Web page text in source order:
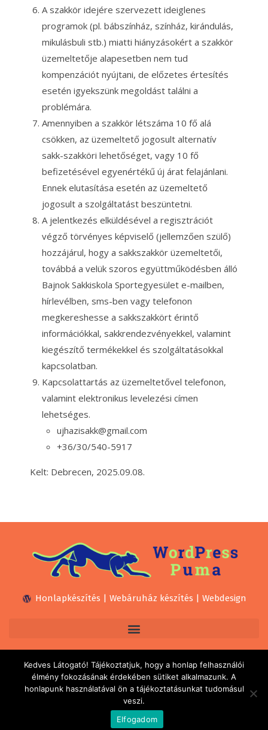
A szakkör idejére szervezett ideiglenes
programok (pl. bábszínház, színház, kirándulás,
mikulásbuli stb.) miatti hiányzásokért a szakkör
üzemeltetője alapesetben nem tud
kompenzációt nyújtani, de előzetes értesítés
esetén igyekszünk megoldást találni a
problémára.
Amennyiben a szakkör létszáma 10 fő alá
csökken, az üzemeltető jogosult alternatív
sakk-szakköri lehetőséget, vagy 10 fő
befizetésével egyenértékű új árat felajánlani.
Ennek elutasítása esetén az üzemeltető
jogosult a szolgáltatást beszüntetni.
A jelentkezés elküldésével a regisztrációt
végző törvényes képviselő (jellemzően szülő)
hozzájárul, hogy a sakkszakkör üzemeltetői,
továbbá a velük szoros együttműködésben álló
Bajnok Sakkiskola Sportegyesület e-mailben,
hírlevélben, sms-ben vagy telefonon
megkereshesse a sakkszakkört érintő
információkkal, sakkrendezvényekkel, valamint
kiegészítő termékekkel és szolgáltatásokkal
kapcsolatban.
Kapcsolattartás az üzemeltetővel telefonon,
valamint elektronikus levelezési címen
lehetséges.
ujhazisakk@gmail.com
+36/30/540-5917
Kelt: Debrecen, 2025.09.08.
Honlapkészítés | Webáruház készítés | Webdesign
© 2021 | Ujházi Dávid e.v. | Minden jog fenntartva!
Kedves Látogató! Tájékoztatjuk, hogy a honlap felhasználói
élmény fokozásának érdekében sütiket alkalmazunk. A
honlapunk használatával ön a tájékoztatásunkat tudomásul
veszi.
Elfogadom